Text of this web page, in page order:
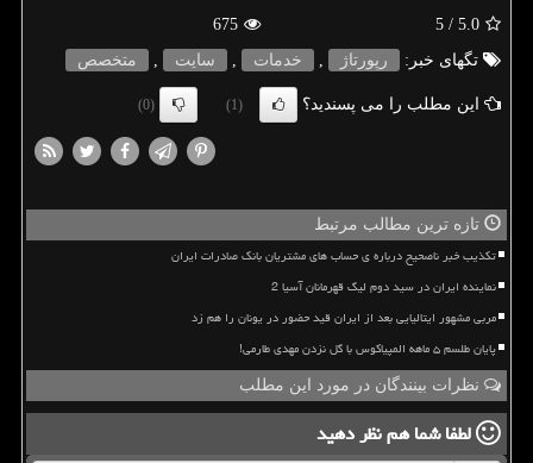
5.0
/ 5
675
تگهای خبر:
رپورتاژ , خدمات , سایت , متخصص
این مطلب را می پسندید؟ (1)
(0)
تازه ترین مطالب مرتبط
تکذیب خبر ناصحیح درباره ی حساب های مشتریان بانک صادرات ایران
نماینده ایران در سید دوم لیگ قهرمانان آسیا 2
مربی مشهور ایتالیایی بعد از ایران قید حضور در یونان را هم زد
پایان طلسم ۵ ماهه المپیاکوس با گل نزدن مهدی طارمی!
نظرات بینندگان در مورد این مطلب
لطفا شما همنظر دهید